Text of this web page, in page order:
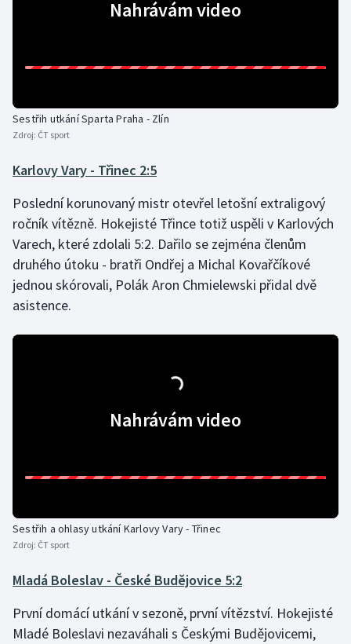
Nahrávám video
Sestřih utkání Sparta Praha - Zlín
Zdroj: ČT sport
Karlovy Vary - Třinec 2:5
Poslední korunovaný mistr otevřel letošní extraligový
ročník vítězně. Hokejisté Třince totiž uspěli v Karlových
Varech, které zdolali 5:2. Dařilo se zejména členům
druhého útoku - bratři Ondřej a Michal Kovařčíkové
jednou skórovali, Polák Aron Chmielewski přidal dvě
asistence.
Nahrávám video
Sestřih a ohlasy utkání Karlovy Vary - Třinec
Zdroj: ČT sport
Mladá Boleslav - České Budějovice 5:2
První domácí utkání v sezoně, první vítězství. Hokejisté
Mladé Boleslavi nezaváhali s Českými Budějovicemi,